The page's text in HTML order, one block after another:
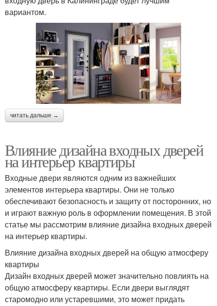
вариантом.
читать дальше →
Влияние дизайна входных дверей
на интерьер квартиры
Входные двери являются одним из важнейших
элементов интерьера квартиры. Они не только
обеспечивают безопасность и защиту от посторонних, но
и играют важную роль в оформлении помещения. В этой
статье мы рассмотрим влияние дизайна входных дверей
на интерьер квартиры.
Влияние дизайна входных дверей на общую атмосферу
квартиры
Дизайн входных дверей может значительно повлиять на
общую атмосферу квартиры. Если двери выглядят
старомодно или устаревшими, это может придать